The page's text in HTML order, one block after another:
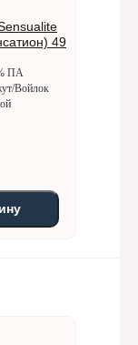
49
ПА
Войлок